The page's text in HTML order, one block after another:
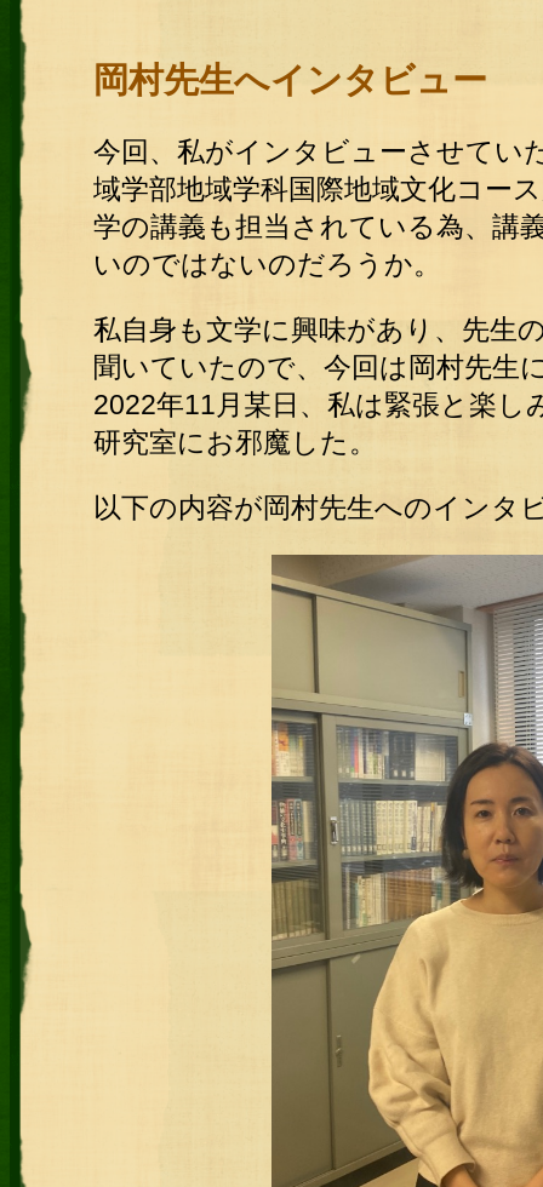
岡村先生へインタビュー
今回、私がインタビューさせてい
域学部地域学科国際地域文化コー
学の講義も担当されている為、講
いのではないのだろうか。
私自身も文学に興味があり、先生
聞いていたので、今回は岡村先生
2022年11月某日、私は緊張と楽
研究室にお邪魔した。
以下の内容が岡村先生へのインタ